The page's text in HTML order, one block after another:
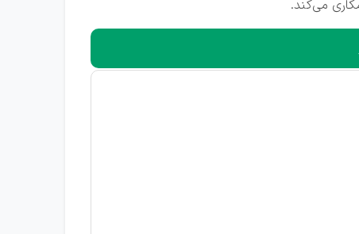
می‌کند.